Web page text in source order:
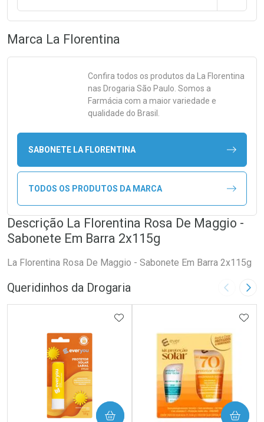
Marca La Florentina
Confira todos os produtos da
La Florentina
nas Drogaria São Paulo. Somos a
Farmácia com a maior variedade e
qualidade do Brasil.
SABONETE LA FLORENTINA
TODOS OS PRODUTOS DA MARCA
Descrição La Florentina Rosa De Maggio -
Sabonete Em Barra 2x115g
La Florentina Rosa De Maggio - Sabonete Em Barra 2x115g
Queridinhos da Drogaria Imagem
ADICIONAR AOS FAVORITOS
COMPRAR COMPRAR